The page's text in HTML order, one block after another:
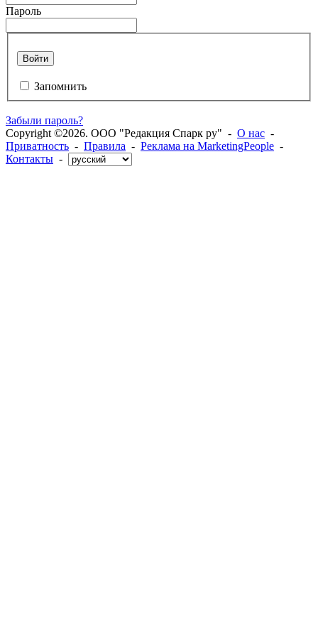
Пароль
Войти
Запомнить
Забыли пароль?
Copyright ©2026. ООО "Редакция Спарк ру" - О нас -
Приватность - Правила - Реклама на MarketingPeople -
Контакты -